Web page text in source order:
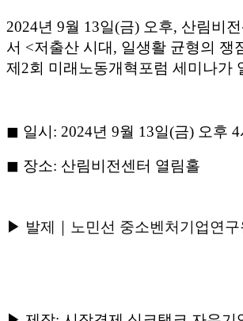
2024년 9월 13일(금) 오후, 산림비
서 <저출산 시대, 일생활 균형의 쟁
제2회 미래노동개혁포럼 세미나가
◼︎ 일시: 2024년 9월 13일(금) 오후 4
◼︎ 장소: 산림비전센터 열림홀
▶ 발제 ｜노민선 중소벤처기업연구